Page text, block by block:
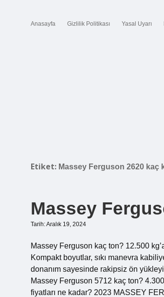
Anasayfa Gizlilik Politikası Yasal Uyarı
Etiket: Massey Ferguson 2620 kaç
Massey
Tarih: Aralık 19, 2024
Massey Ferguson kaç ton? 12.500
Kompakt boyutlar, sıkı manevra
donanım sayesinde rakipsiz ön
Massey Ferguson 5712 kaç ton?
fiyatları ne kadar? 2023 MASSEY